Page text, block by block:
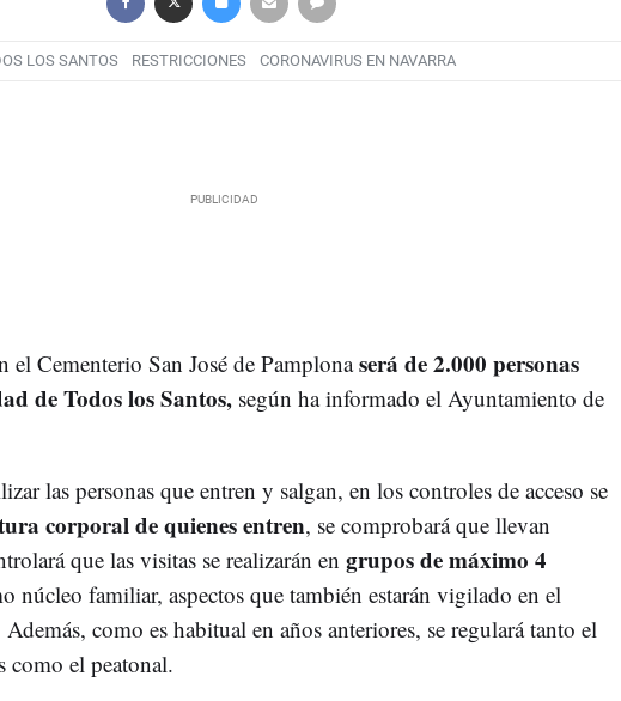
LOS SANTOS RESTRICCIONES CORONAVIRUS EN NAVARRA
el Cementerio San José de Pamplonaserá de 2.000 personas
de Todos los Santos,según ha informado el Ayuntamiento de
las personas que entren y salgan, en los controles de acceso se
corporal de quienes entren, se comprobará que llevan
que las visitas se realizarán en grupos de máximo 4
núcleo familiar, aspectos que también estarán vigilado en el
como es habitual en años anteriores, se regulará tanto el
como el peatonal.